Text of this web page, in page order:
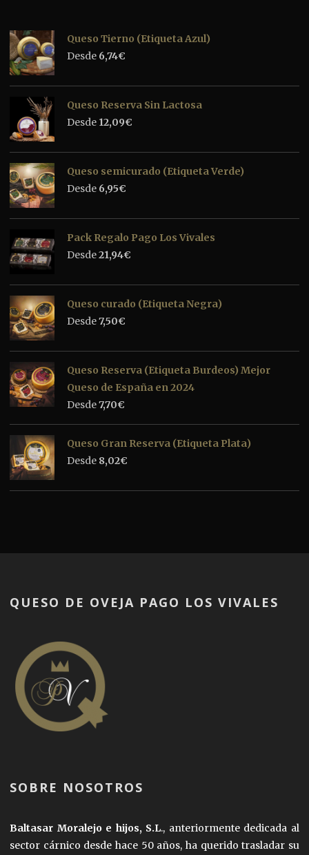
Queso Tierno (Etiqueta Azul)
Desde 6,74€
Queso Reserva Sin Lactosa
Desde 12,09€
Queso semicurado (Etiqueta Verde)
Desde 6,95€
Pack Regalo Pago Los Vivales
Desde21,94€
Queso curado (Etiqueta Negra)
Desde7,50€
Queso Reserva (Etiqueta Burdeos) Mejor
Queso de España en 2024
Desde7,70€
Queso Gran Reserva (Etiqueta Plata)
Desde 8,02€
QUESO DE OVEJA PAGO LOS VIVALES
SOBRE NOSOTROS
Baltasar Moralejo e hijos, S.L., anteriormente dedicada al
sector cárnico desde hace 50 años, ha querido trasladar su